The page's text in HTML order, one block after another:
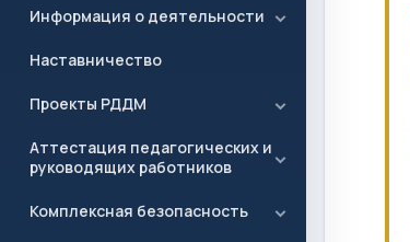
Информация о деятельности
Наставничество
Проекты РДДМ
Аттестация педагогических и
руководящих работников
Комплексная безопасность